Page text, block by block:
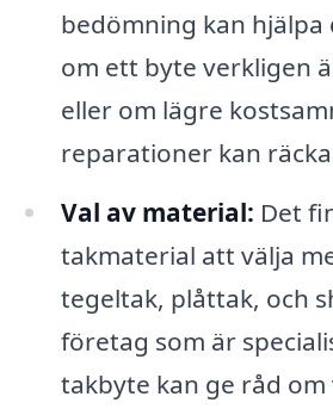
bedömning kan
om ett byte verkligen
eller om lägre
reparationer kan
Val av material: Det
takmaterial att välja
tegeltak, plåttak, och
företag som är
takbyte kan ge råd